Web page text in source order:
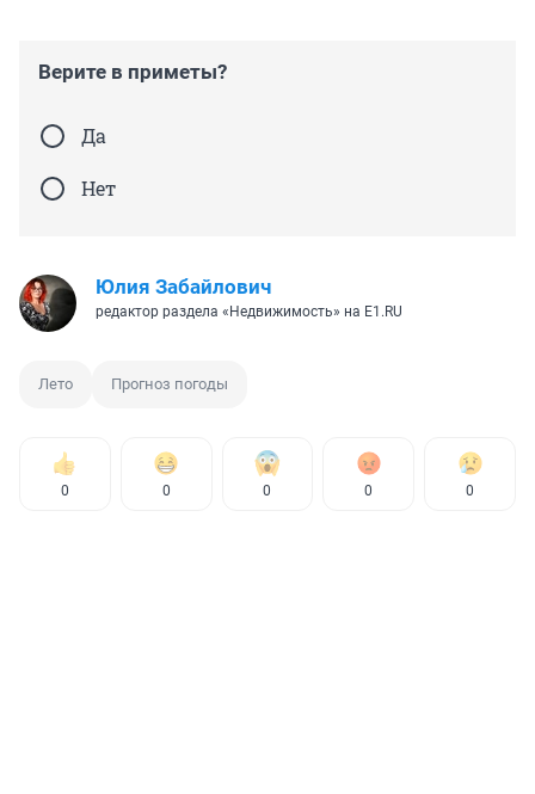
Верите в приметы?
Да
Нет
Юлия Забайлович
редактор раздела «Недвижимость» на E1.RU
Лето Прогноз погоды
0 0 0 0 0